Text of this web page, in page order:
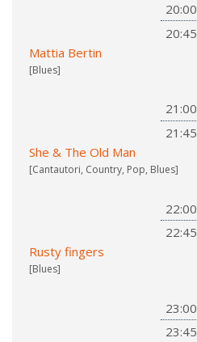
20:00
20:45
Mattia Bertin
[Blues]
21:00
21:45
She & The Old Man
[Cantautori, Country, Pop, Blues]
22:00
22:45
Rusty fingers
[Blues]
23:00
23:45